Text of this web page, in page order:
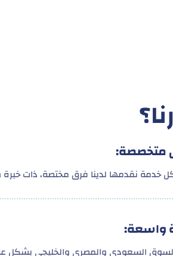
متخصصة:
خدمة نقدمها لدينا فرق مختصة، ذات خبرة
واسعة:
السعودي والمصري والخليجي بشكل